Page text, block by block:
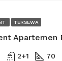
TERSEWA
Apartemen
2+1 70